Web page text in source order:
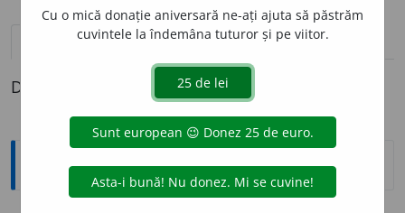
definiții (1)
Definiția cu ID-ul 567747:
Enciclopedice
Cu o mică donație aniversară ne-ați ajuta să păstrăm
cuvintele la îndemâna tuturor și pe viitor.